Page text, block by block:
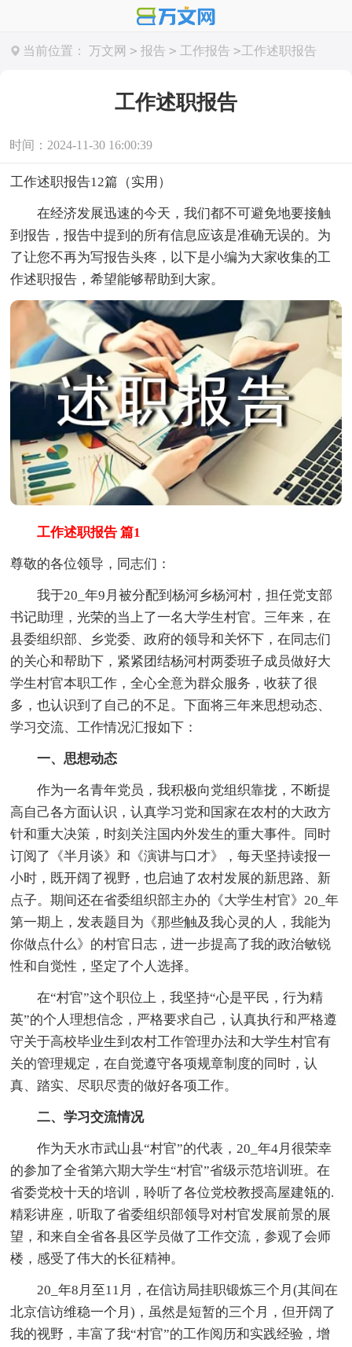
当前位置： 万文网 > 报告 > 工作报告 >工作述职报告
工作述职报告
时间：2024-11-30 16:00:39
工作述职报告12篇（实用）
在经济发展迅速的今天，我们都不可避免地要接触
到报告，报告中提到的所有信息应该是准确无误的。为
了让您不再为写报告头疼，以下是小编为大家收集的工
作述职报告，希望能够帮助到大家。
工作述职报告 篇1
尊敬的各位领导，同志们：
我于20_年9月被分配到杨河乡杨河村，担任党支部
书记助理，光荣的当上了一名大学生村官。三年来，在
县委组织部、乡党委、政府的领导和关怀下，在同志们
的关心和帮助下，紧紧团结杨河村两委班子成员做好大
学生村官本职工作，全心全意为群众服务，收获了很
多，也认识到了自己的不足。下面将三年来思想动态、
学习交流、工作情况汇报如下：
一、思想动态
作为一名青年党员，我积极向党组织靠拢，不断提
高自己各方面认识，认真学习党和国家在农村的大政方
针和重大决策，时刻关注国内外发生的重大事件。同时
订阅了《半月谈》和《演讲与口才》，每天坚持读报一
小时，既开阔了视野，也启迪了农村发展的新思路、新
点子。期间还在省委组织部主办的《大学生村官》20_年
第一期上，发表题目为《那些触及我心灵的人，我能为
你做点什么》的村官日志，进一步提高了我的政治敏锐
性和自觉性，坚定了个人选择。
在“村官”这个职位上，我坚持“心是平民，行为精
英”的个人理想信念，严格要求自己，认真执行和严格遵
守关于高校毕业生到农村工作管理办法和大学生村官有
关的管理规定，在自觉遵守各项规章制度的同时，认
真、踏实、尽职尽责的做好各项工作。
二、学习交流情况
作为天水市武山县“村官”的代表，20_年4月很荣幸
的参加了全省第六期大学生“村官”省级示范培训班。在
省委党校十天的培训，聆听了各位党校教授高屋建瓴的.
精彩讲座，听取了省委组织部领导对村官发展前景的展
望，和来自全省各县区学员做了工作交流，参观了会师
楼，感受了伟大的长征精神。
20_年8月至11月，在信访局挂职锻炼三个月(其间在
北京信访维稳一个月)，虽然是短暂的三个月，但开阔了
我的视野，丰富了我“村官”的工作阅历和实践经验，增